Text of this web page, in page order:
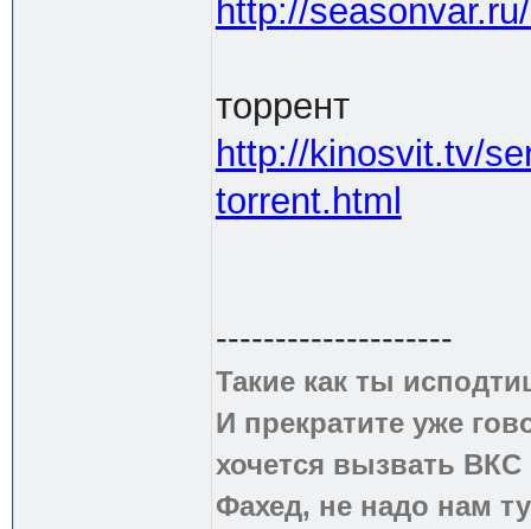
http://
торрент
http://kinosvit.tv/
torrent.html
--------------------
Такие как ты
И прекратите уже
хочется вызвать
Фахед, не надо нам